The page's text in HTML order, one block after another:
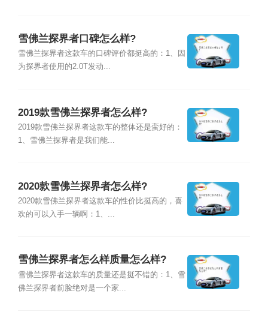
雪佛兰探界者口碑怎么样?
雪佛兰探界者这款车的口碑评价都挺高的：1、因
为探界者使用的2.0T发动...
2019款雪佛兰探界者怎么样?
2019款雪佛兰探界者这款车的整体还是蛮好的：
1、雪佛兰探界者是我们能...
2020款雪佛兰探界者怎么样?
2020款雪佛兰探界者这款车的性价比挺高的，喜
欢的可以入手一辆啊：1、...
雪佛兰探界者怎么样质量怎么样?
雪佛兰探界者这款车的质量还是挺不错的：1、雪
佛兰探界者前脸绝对是一个家...